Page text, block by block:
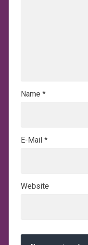
Name *
E-Mail *
Website